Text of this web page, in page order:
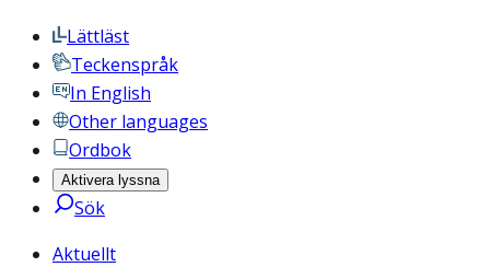
Lättläst
Teckenspråk
In English
Other languages
Ordbok
Aktivera lyssna
Sök
Aktuellt